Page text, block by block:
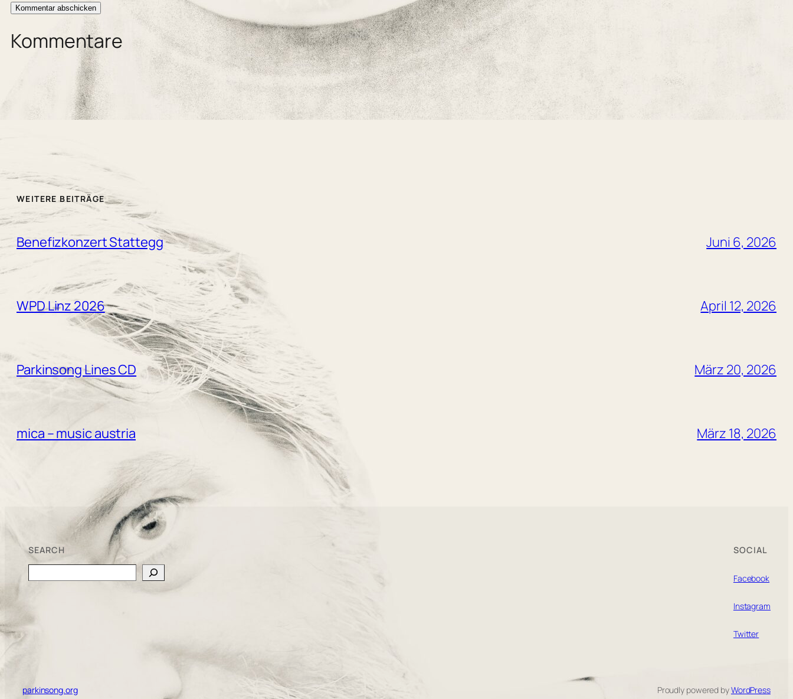
Kommentare
WEITERE BEITRÄGE
Benefizkonzert Stattegg Juni 6, 2026
WPD Linz 2026 April 12, 2026
Parkinsong Lines CD März 20, 2026
mica – music austria März 18, 2026
SEARCH SOCIAL
Facebook
Instagram
Twitter
parkinsong.org Proudly powered byWordPress